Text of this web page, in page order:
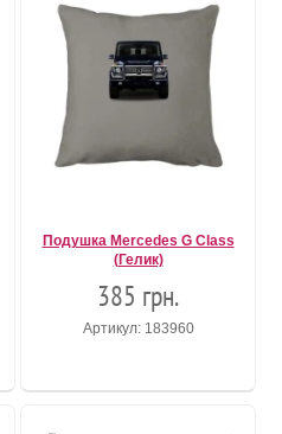
Подушка Mercedes G Class
(Гелик)
385 грн.
Артикул: 183960